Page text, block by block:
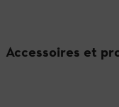
Accessoires et